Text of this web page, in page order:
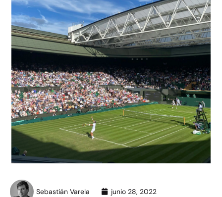
Sebastián Varela junio 28, 2022